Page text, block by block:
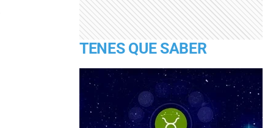
TENES QUE SABER